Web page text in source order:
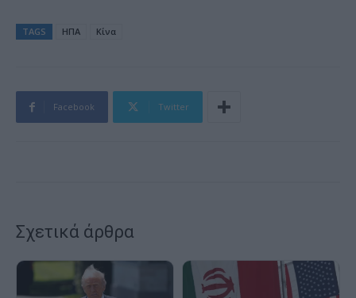
TAGS ΗΠΑ Κίνα
Facebook Twitter
Σχετικά άρθρα